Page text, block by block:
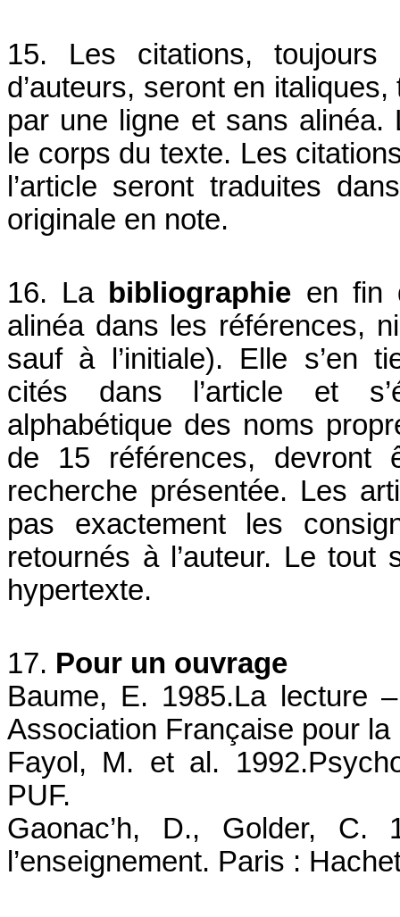
15. Les citations,
d’auteurs, seront en
par une ligne et sans alinéa.
le corps du texte. Les
l’article seront traduites
originale en note.
16. Labibliographie en fin
alinéa dans les références,
sauf à l’initiale). Elle s’en
cités dans l’article et
alphabétique des noms
de 15 références,
recherche présentée. Les
pas exactement les
retournés à l’auteur. Le
hypertexte.
17. Pour un ouvrage
Baume, E. 1985.La lecture
Association Française pour la
Fayol, M. et al.
PUF.
Gaonac’h, D., Golder, C.
l’enseignement. Paris :